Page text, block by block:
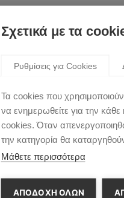
Σχετικά με τα
Ρυθμίσεις για Cookies
Τα cookies που
να ενημερωθείτε για την
cookies. Όταν
την κατηγορία θα
Μάθετε περισσότερα
ΑΠΟΔΟΧΗ ΟΛΩΝ